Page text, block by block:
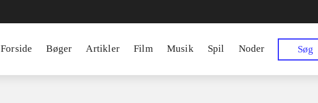
Forside Bøger Artikler Film Musik Spil Noder Søg